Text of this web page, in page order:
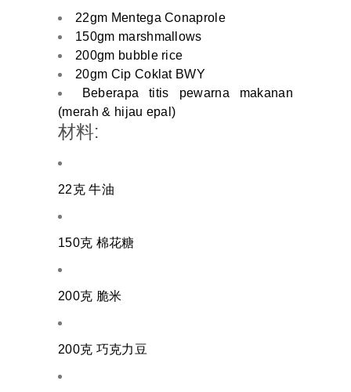
22gm Mentega Conaprole
150gm marshmallows
200gm bubble rice
20gm Cip Coklat BWY
Beberapa titis pewarna makanan
(merah & hijau epal)
材料:
22克 牛油
150克 棉花糖
200克 脆米
200克 巧克力豆